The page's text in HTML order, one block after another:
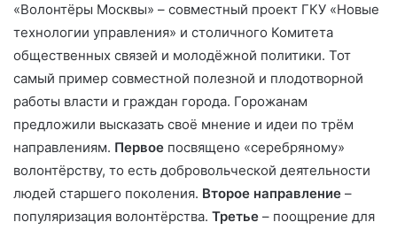
«Волонтёры Москвы» – совместный проект ГКУ «Новые
технологии управления» и столичного Комитета
общественных связей и молодёжной политики. Тот
самый пример совместной полезной и плодотворной
работы власти и граждан города. Горожанам
предложили высказать своё мнение и идеи по трём
направлениям. Первое посвящено «серебряному»
волонтёрству, то есть добровольческой деятельности
людей старшего поколения. Второе направление –
популяризация волонтёрства. Третье – поощрение для